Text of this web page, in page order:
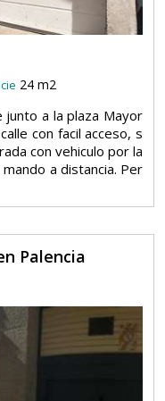
24 m2
junto a la plaza Mayor
con facil acceso, s
con vehiculo por la
a distancia. Per
Palencia